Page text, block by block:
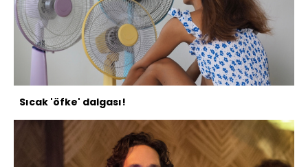
Sıcak 'öfke' dalgası!